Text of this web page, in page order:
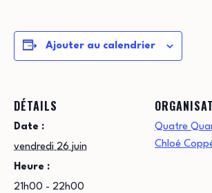
Ajouter au calendrier
DÉTAILS
Date :
vendredi 26 juin
Heure :
21h00 - 22h00
Quatre
Chloé